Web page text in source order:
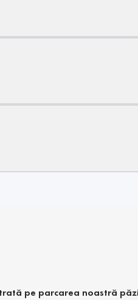
pe parcarea noastră